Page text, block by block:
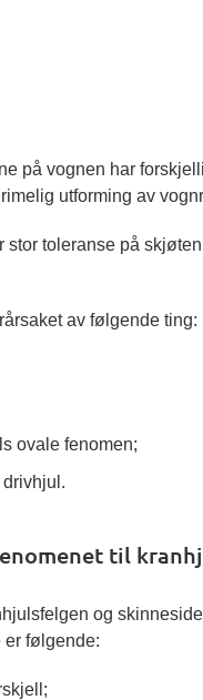
på vognen har
utforming av
toleranse på
av følgende ting:
ovale fenomen;
til
og
er følgende: